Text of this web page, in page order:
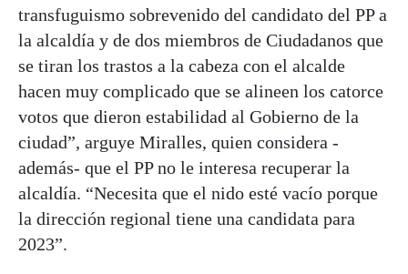
transfuguismo sobrevenido del candidato del PP a
la alcaldía y de dos miembros de Ciudadanos que
se tiran los trastos a la cabeza con el alcalde
hacen muy complicado que se alineen los catorce
votos que dieron estabilidad al Gobierno de la
ciudad”, arguye Miralles, quien considera -
además- que el PP no le interesa recuperar la
alcaldía. “Necesita que el nido esté vacío porque
la dirección regional tiene una candidata para
2023”.